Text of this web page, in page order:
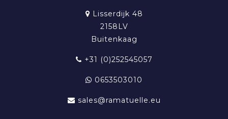
Lisserdijk 48
2158LV
Buitenkaag
+31 (0)252545057
0653503010
sales@ramatuelle.eu